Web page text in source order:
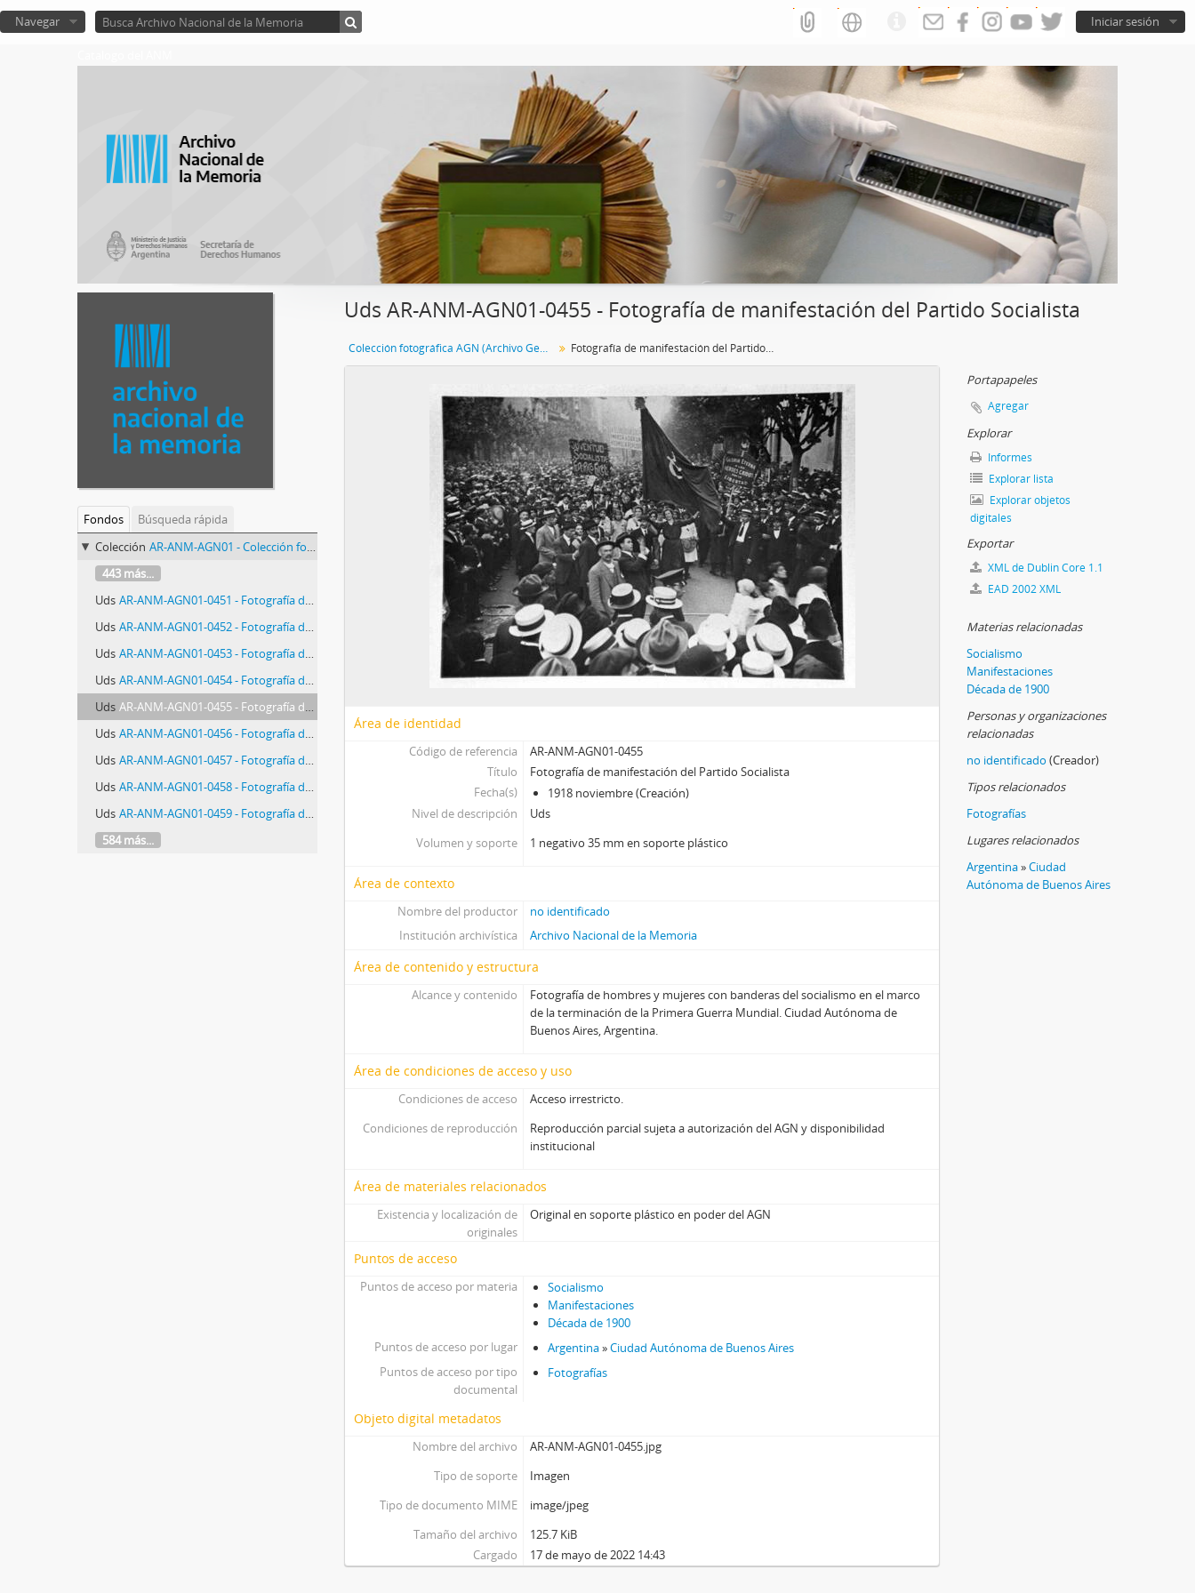
Iniciar sesión
Navegar
Fondos
Búsqueda rápida
Colección AR-ANM-AGN01 - Colección fotográfica AGN (Archivo General de la Nación)
443 más...
Uds AR-ANM-AGN01-0451 - Fotografía de ensayo de voto femenino
Uds AR-ANM-AGN01-0452 - Fotografía del Día del Trabajador
Uds AR-ANM-AGN01-0453 - Fotografía de furgón fúnebre en el Día del Trabajador
Uds AR-ANM-AGN01-0454 - Fotografía de escoltas de los restos fúnebres de Ramón Falcón
Uds AR-ANM-AGN01-0455 - Fotografía de manifestación del Partido Socialista
Uds AR-ANM-AGN01-0456 - Fotografía de detención policial
Uds AR-ANM-AGN01-0457 - Fotografía de Sociedad de Resistencia de Electricistas
Uds AR-ANM-AGN01-0458 - Fotografía del Día del Trabajador
Uds AR-ANM-AGN01-0459 - Fotografía de represión policial
584 más...
Uds AR-ANM-AGN01-0455 - Fotografía de manifestación del Partido Socialista
Colección fotográfica AGN (Archivo General de la Nación) Fotografía de manifestación del Partido Socialista
Área de identidad
Código de referencia
AR-ANM-AGN01-0455
Título
Fotografía de manifestación del Partido Socialista
Fecha(s)
1918 noviembre (Creación)
Nivel de descripción
Uds
Volumen y soporte
1 negativo 35 mm en soporte plástico
Área de contexto
Nombre del productor
no identificado
Institución archivística
Archivo Nacional de la Memoria
Área de contenido y estructura
Alcance y contenido
Fotografía de hombres y mujeres con banderas del socialismo en el marco
de la terminación de la Primera Guerra Mundial. Ciudad Autónoma de
Buenos Aires, Argentina.
Área de condiciones de acceso y uso
Condiciones de acceso
Acceso irrestricto.
Condiciones de reproducción
Reproducción parcial sujeta a autorización del AGN y disponibilidad
institucional
Área de materiales relacionados
Existencia y localización de
originales
Original en soporte plástico en poder del AGN
Puntos de acceso
Puntos de acceso por materia
Socialismo
Manifestaciones
Década de 1900
Puntos de acceso por lugar
Argentina»Ciudad Autónoma de Buenos Aires
Puntos de acceso por tipo
documental
Fotografías
Objeto digital metadatos
Nombre del archivo
AR-ANM-AGN01-0455.jpg
Tipo de soporte
Imagen
Tipo de documento MIME
image/jpeg
Tamaño del archivo
125.7 KiB
Cargado
17 de mayo de 2022 14:43
Portapapeles
Agregar
Explorar
Informes
Explorar lista
Explorar objetos
digitales
Exportar
XML de Dublin Core 1.1
EAD 2002 XML
Materias relacionadas
Socialismo
Manifestaciones
Década de 1900
Personas y organizaciones
relacionadas
no identificado (Creador)
Tipos relacionados
Fotografías
Lugares relacionados
Argentina»Ciudad
Autónoma de Buenos Aires